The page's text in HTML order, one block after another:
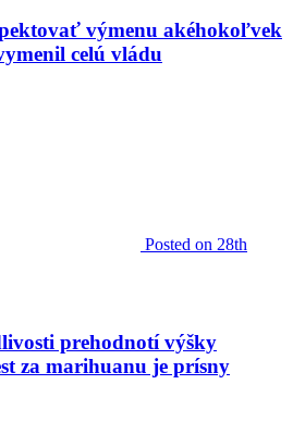
výmenu akéhokoľvek
celú vládu
Posted on 28th
prehodnotí výšky
za marihuanu je prísny